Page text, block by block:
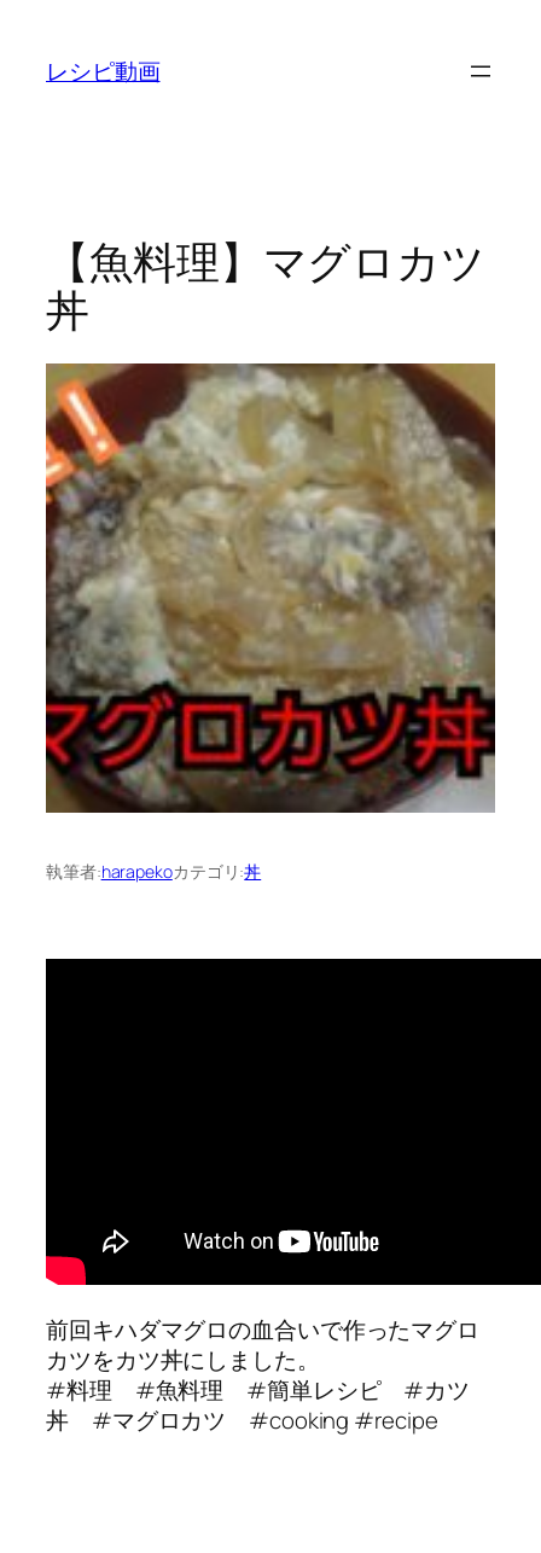
レシピ動画
【魚料理】マグロカツ
丼
執筆者:harapekoカテゴリ:丼
前回キハダマグロの血合いで作ったマグロ
カツをカツ丼にしました。
#料理 #魚料理 #簡単レシピ #カツ
丼 #マグロカツ #cooking #recipe